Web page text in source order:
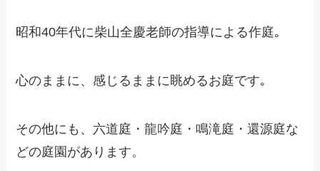
昭和40年代に柴山全慶老師の指導による作庭｡
心のままに、感じるままに眺めるお庭です｡
その他にも、六道庭・龍吟庭・鳴滝庭・還源庭な
どの庭園があります。